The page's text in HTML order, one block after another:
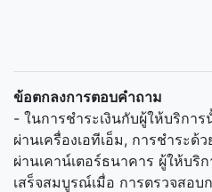
ข้อตกลงการตอบคำถาม
- ในการชำระเงินกับผู้ให้บริกา
ผ่านเครื่องเอทีเอ็ม, การชำระด้
ผ่านเคาน์เตอร์ธนาคาร ผู้ให้บริ
เสร็จสมบูรณ์เมื่อ การตรวจสอบ